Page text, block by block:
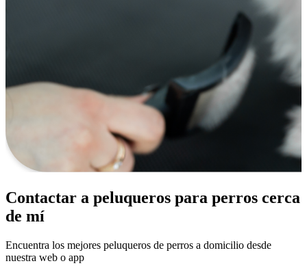
Contactar a peluqueros para perros cerca
de mí
Encuentra los mejores peluqueros de perros a domicilio desde
nuestra web o app